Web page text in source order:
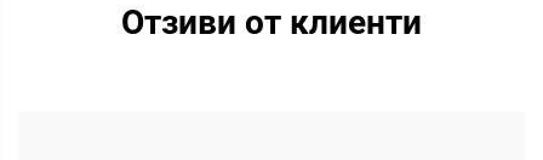
Отзиви от клиенти